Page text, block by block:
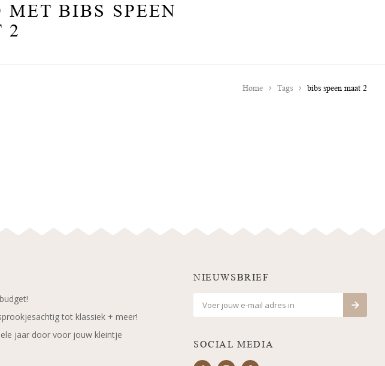
MET BIBS SPEEN
2
Home Tags bibs speen maat 2
tot klassiek + meer!
jaar door voor jouw kleintje
NIEUWSBRIEF
SOCIAL MEDIA